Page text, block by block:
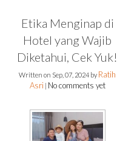
Etika Menginap di
Hotel yang Wajib
Diketahui, Cek Yuk!
Written on Sep, 07, 2024 by Ratih
Asri No comments yet